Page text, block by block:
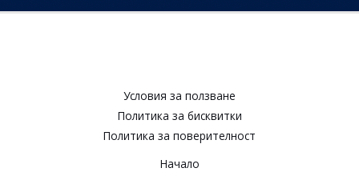
Условия за ползване​
Политика за бисквитки​
Политика за поверителност​
Начало